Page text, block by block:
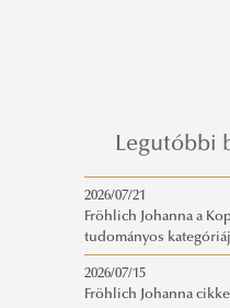
Legutóbbi
2026/07/21
Fröhlich Johanna a
tudományos
2026/07/15
Fröhlich Johanna